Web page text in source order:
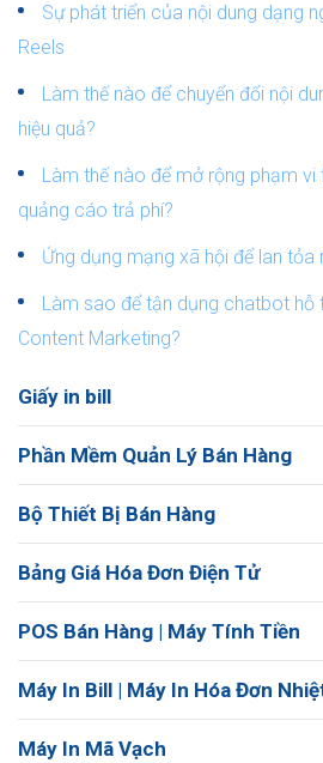
Sự phát triển của nội dung dạng
Reels
Làm thế nào để chuyển đổi nội
hiệu quả?
Làm thế nào để mở rộng phạm vi
quảng cáo trả phí?
Ứng dụng mạng xã hội để lan tỏa
Làm sao để tận dụng chatbot hỗ
Content Marketing?
Giấy in bill
Phần Mềm Quản Lý Bán Hàng
Bộ Thiết Bị Bán Hàng
Bảng Giá Hóa Đơn Điện Tử
POS Bán Hàng | Máy Tính Tiền
Máy In Bill | Máy In Hóa Đơn
Máy In Mã Vạch